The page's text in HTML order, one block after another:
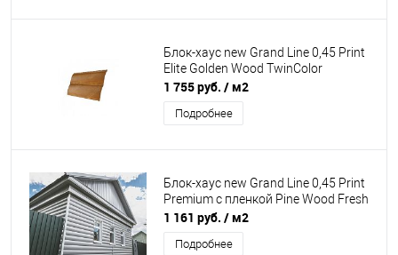
Блок-хаус new Grand Line 0,45 Print
Elite Golden Wood TwinColor
1 755 руб. / м2
Подробнее
Блок-хаус new Grand Line 0,45 Print
Premium с пленкой Pine Wood Fresh
1 161 руб. / м2
Подробнее